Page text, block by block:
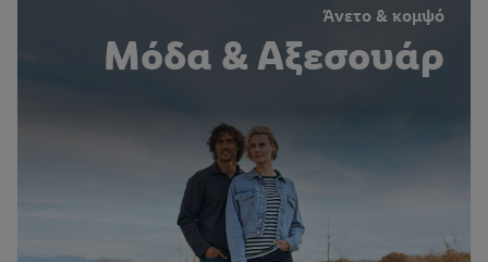
Άνετο & κομψό
Μόδα & Αξεσουάρ